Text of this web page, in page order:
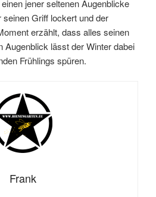
jener seltenen Augenblicke
Griff lockert und der
erzählt, dass alles seinen
Augenblick lässt der Winter dabei
Frühlings spüren.
Frank